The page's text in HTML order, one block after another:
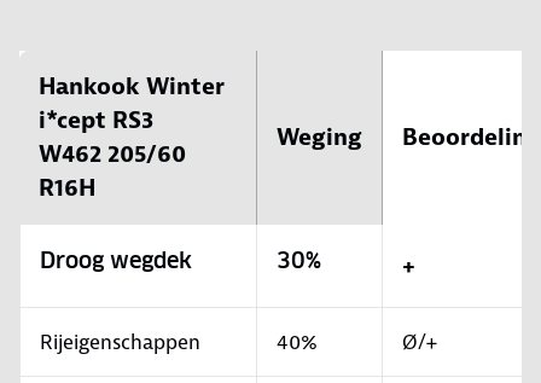
Hankook Winter
i*cept RS3
W462 205/60
R16H
Weging Beoordeling
Droog wegdek 30% +
Rijeigenschappen 40% Ø/+